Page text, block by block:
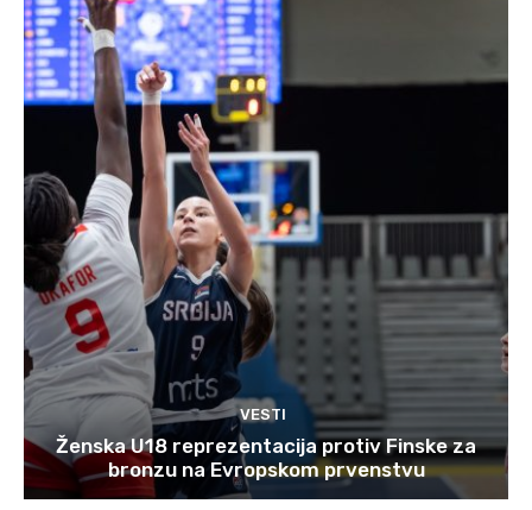
VESTI
Ženska U18 reprezentacija protiv Finske za
bronzu na Evropskom prvenstvu